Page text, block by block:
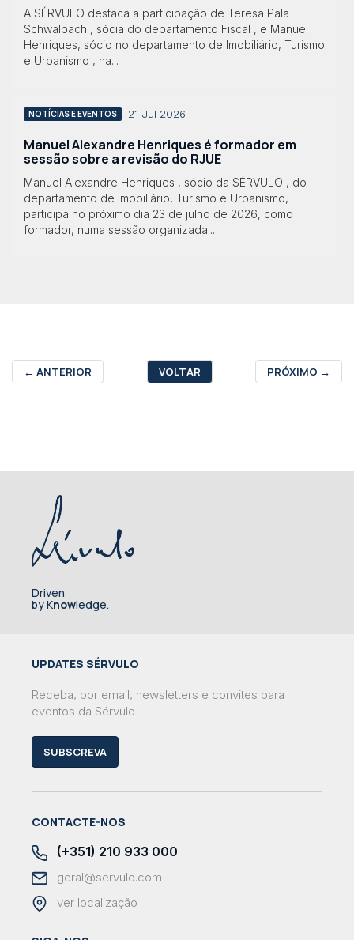
A SÉRVULO destaca a participação de Teresa Pala
Schwalbach , sócia do departamento Fiscal , e Manuel
Henriques, sócio no departamento de Imobiliário, Turismo
e Urbanismo , na...
NOTÍCIAS E EVENTOS 21 Jul 2026
Manuel Alexandre Henriques é formador em
sessão sobre a revisão do RJUE
Manuel Alexandre Henriques , sócio da SÉRVULO , do
departamento de Imobiliário, Turismo e Urbanismo,
participa no próximo dia 23 de julho de 2026, como
formador, numa sessão organizada...
← ANTERIOR VOLTAR PRÓXIMO →
Driven
by Knowledge.
UPDATES SÉRVULO
Receba, por email, newsletters e convites para
eventos da Sérvulo
SUBSCREVA
CONTACTE-NOS
(+351) 210 933 000
geral@servulo.com
ver localização